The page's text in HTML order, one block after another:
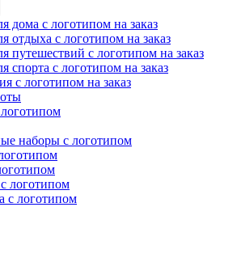
дома с логотипом на заказ
отдыха с логотипом на заказ
путешествий с логотипом на заказ
спорта с логотипом на заказ
с логотипом на заказ
наборы с логотипом
логотипом
с логотипом